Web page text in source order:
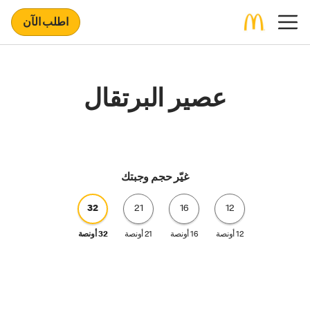
اطلب الآن
عصير البرتقال
غيّر حجم وجبتك
12
12 أونصة
16
16 أونصة
21
21 أونصة
32
32 أونصة